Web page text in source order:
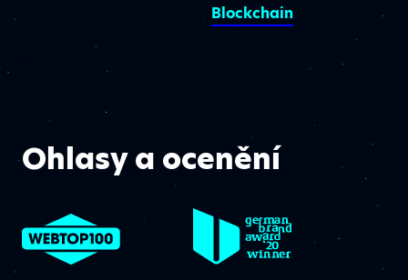
Blockchain
Ohlasy a ocenění